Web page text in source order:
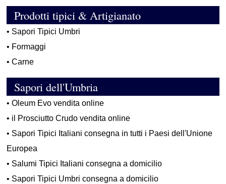
Prodotti tipici & Artigianato
• Sapori Tipici Umbri
• Formaggi
•Carne
Sapori dell'Umbria
•Oleum Evo vendita online
• il Prosciutto Crudo vendita online
• Sapori Tipici Italiani consegna in tutti i Paesi dell'Unione
Europea
• Salumi Tipici Italiani consegna a domicilio
• Sapori Tipici Umbri consegna a domicilio